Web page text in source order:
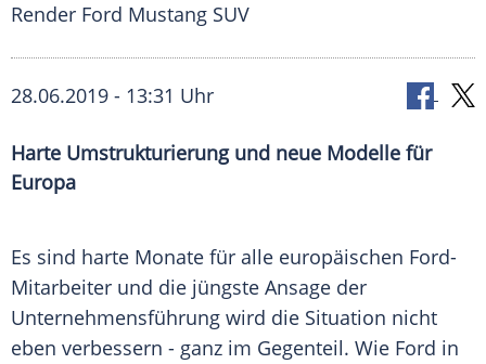
Render Ford Mustang SUV
28.06.2019 - 13:31 Uhr
Harte Umstrukturierung und neue Modelle für
Europa
Es sind harte Monate für alle europäischen Ford-
Mitarbeiter und die jüngste Ansage der
Unternehmensführung wird die Situation nicht
eben verbessern - ganz im Gegenteil. Wie Ford in